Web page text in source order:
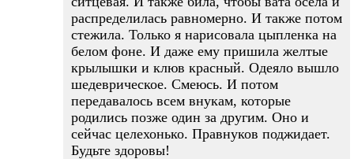
распределилась равномерно. И также потом
стежила. Только я нарисовала цыпленка на
белом фоне. И даже ему пришила желтые
крылышки и клюв красный. Одеяло вышло
шедеврическое. Смеюсь. И потом
передавалось всем внукам, которые
родились позже один за другим. Оно и
сейчас целехонько. Правнуков поджидает.
Будьте здоровы!